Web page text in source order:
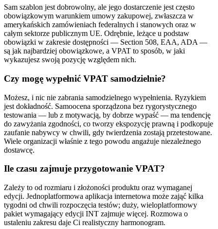
Sam szablon jest dobrowolny, ale jego dostarczenie jest często
obowiązkowym warunkiem umowy zakupowej, zwłaszcza w
amerykańskich zamówieniach federalnych i stanowych oraz w
całym sektorze publicznym UE. Odrębnie, leżące u podstaw
obowiązki w zakresie dostępności — Section 508, EAA, ADA —
są jak najbardziej obowiązkowe, a VPAT to sposób, w jaki
wykazujesz swoją pozycję względem nich.
Czy mogę wypełnić VPAT samodzielnie?
Możesz, i nic nie zabrania samodzielnego wypełnienia. Ryzykiem
jest dokładność. Samoocena sporządzona bez rygorystycznego
testowania — lub z motywacją, by dobrze wypaść — ma tendencję
do zawyżania zgodności, co tworzy ekspozycję prawną i podkopuje
zaufanie nabywcy w chwili, gdy twierdzenia zostają przetestowane.
Wiele organizacji właśnie z tego powodu angażuje niezależnego
dostawcę.
Ile czasu zajmuje przygotowanie VPAT?
Zależy to od rozmiaru i złożoności produktu oraz wymaganej
edycji. Jednoplatformowa aplikacja internetowa może zająć kilka
tygodni od chwili rozpoczęcia testów; duży, wieloplatformowy
pakiet wymagający edycji INT zajmuje więcej. Rozmowa o
ustaleniu zakresu daje Ci realistyczny harmonogram.